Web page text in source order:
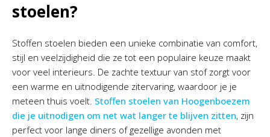
stoelen?
Stoffen stoelen bieden een unieke combinatie van comfort,
stijl en veelzijdigheid die ze tot een populaire keuze maakt
voor veel interieurs. De zachte textuur van stof zorgt voor
een warme en uitnodigende zitervaring, waardoor je je
meteen thuis voelt. Stoffen stoelen van Hoogenboezem
die je uitnodigen om net wat langer te blijven zitten, zijn
perfect voor lange diners of gezellige avonden met